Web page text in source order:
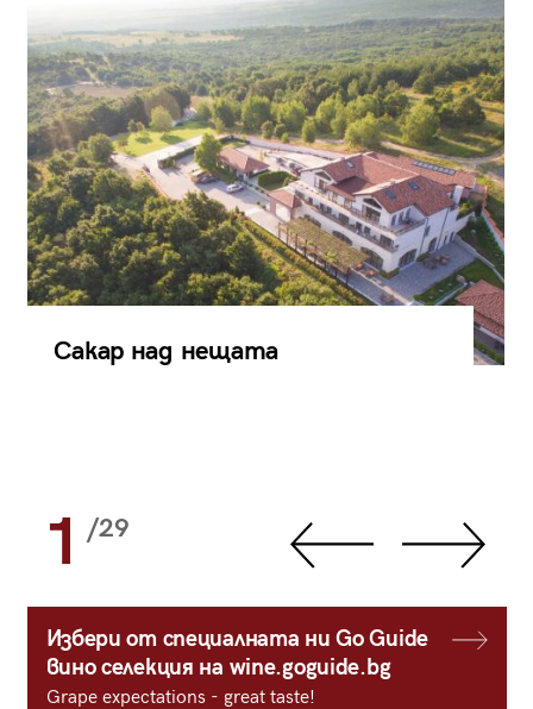
Сакар над нещата
1 /29
Избери от специалната ни Go Guide
вино селекция на wine.goguide.bg
Grape expectations - great taste!